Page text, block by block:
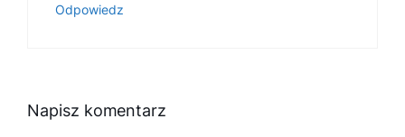
Odpowiedz
Napisz komentarz